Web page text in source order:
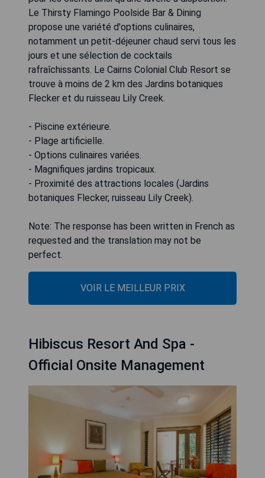
Le Thirsty Flamingo Poolside Bar & Dining
propose une variété d'options culinaires,
notamment un petit-déjeuner chaud servi tous les
jours et une sélection de cocktails
rafraîchissants. Le Cairns Colonial Club Resort se
trouve à moins de 2 km des Jardins botaniques
Flecker et du ruisseau Lily Creek.
- Piscine extérieure.
- Plage artificielle.
- Options culinaires variées.
- Magnifiques jardins tropicaux.
- Proximité des attractions locales (Jardins
botaniques Flecker, ruisseau Lily Creek).
Note: The response has been written in French as
requested and the translation may not be
perfect.
VOIR LE MEILLEUR PRIX
Hibiscus Resort And Spa -
Official Onsite Management